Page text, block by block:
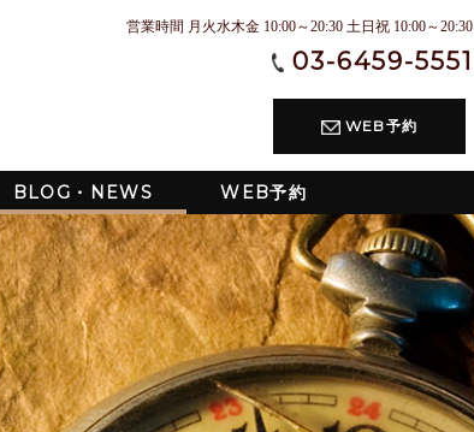
営業時間 月火水木金 10:00～20:30 土日祝 10:00～20:30
03-6459-5551
WEB予約
BLOG・NEWS WEB予約